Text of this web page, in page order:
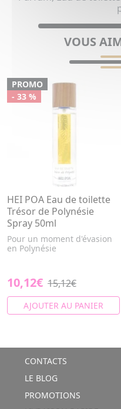
VOUS
PROMO
- 33 %
HEI POA Eau de toilette
Trésor de Polynésie
Spray 50ml
Pour un moment d'évasion
en Polynésie
10,12€ 15,12€
AJOUTER AU PANIER
CONTACTS
LE BLOG
PROMOTIONS